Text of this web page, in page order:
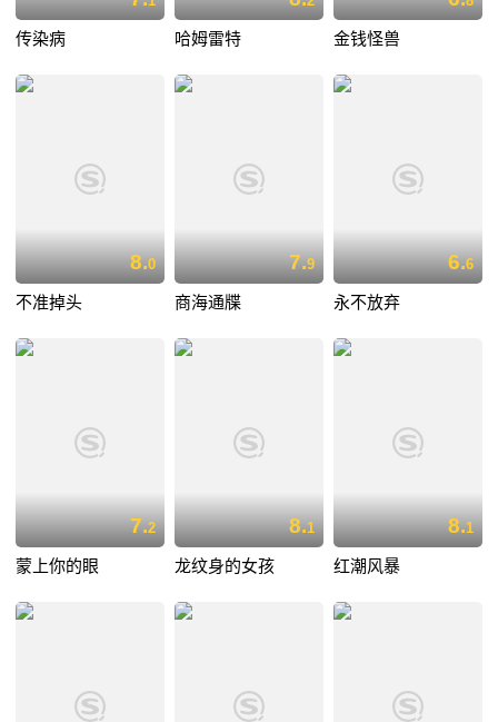
传染病 哈姆雷特 金钱怪兽
8.0
不准掉头
7.9
商海通牒
6.6
永不放弃
7.2
蒙上你的眼
8.1
龙纹身的女孩
8.1
红潮风暴